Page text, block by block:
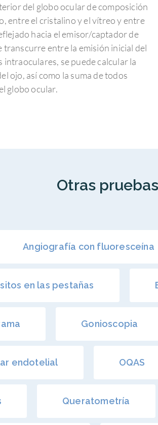
del globo ocular de composición
entre el cristalino y el vítreo y entre
hacia el emisor/captador de
entre la emisión inicial del
se puede calcular la
ojo, así como la suma de todos
globo ocular.
Otras
Angiografía con fluoresceína
en las pestañas
Gonioscopia
endotelial OQAS
Queratometría